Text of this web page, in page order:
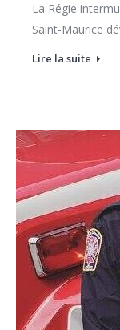
La Régie
Saint-Maurice
Lire la suite